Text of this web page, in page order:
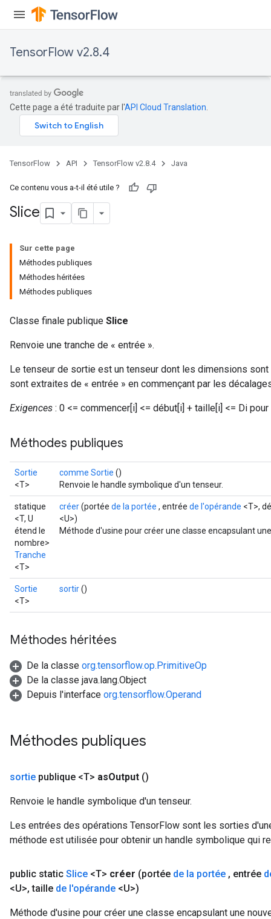
TensorFlow v2.8.4
Cette page a été traduite par l'API Cloud Translation
TensorFlow API TensorFlow v2.8.4 Java
Ce contenu vous a-t-il été utile ?
Slice
Sur cette page
Méthodes publiques
Méthodes héritées
Méthodes publiques
Classe finale publique Slice
Renvoie une tranche de « entrée ».
Le tenseur de sortie est un tenseur dont les dimensions
sont extraites de « entrée » en commençant par les
Exigences : 0 <= commencer[i] <= début[i] + taille[i] <= Di pour
Méthodes publiques
Sortie
<T>
comme Sortie ()
Renvoie le handle symbolique d'un tenseur.
statique
<T, U
étend le
nombre>
Tranche
<T>
créer(portée de la portée , entrée de l'opérande <T>,
<U>)
Méthode d'usine pour créer une classe encapsulant
Sortie
<T>
sortir()
Méthodes héritées
De la classe org.tensorflow.op.PrimitiveOp
De la classe java.lang.Object
Depuis l'interface org.tensorflow.Operand
Méthodes publiques
sortie publique <T> asOutput ()
Renvoie le handle symbolique d'un tenseur.
Les entrées des opérations TensorFlow sont les sorties
méthode est utilisée pour obtenir un handle symbolique qui
public static Slice <T> créer (portée de la portée , entrée
<U>, taille de l'opérande <U>)
Méthode d'usine pour créer une classe encapsulant une